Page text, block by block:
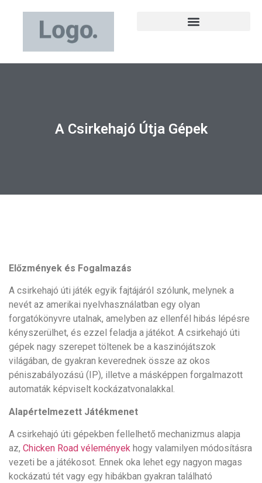
A Csirkehajó Útja Gépek
Előzmények és Fogalmazás
A csirkehajó úti játék egyik fajtájáról szólunk, melynek a
nevét az amerikai nyelvhasználatban egy olyan
forgatókönyvre utalnak, amelyben az ellenfél hibás lépésre
kényszerülhet, és ezzel feladja a játékot. A csirkehajó úti
gépek nagy szerepet töltenek be a kaszinójátszok
világában, de gyakran keverednek össze az okos
péniszabályozású (IP), illetve a másképpen forgalmazott
automaták képviselt kockázatvonalakkal.
Alapértelmezett Játékmenet
A csirkehajó úti gépekben fellelhető mechanizmus alapja
az, Chicken Road vélemények hogy valamilyen módosításra
vezeti be a játékosot. Ennek oka lehet egy nagyon magas
kockázatú tét vagy egy hibákban gyakran található